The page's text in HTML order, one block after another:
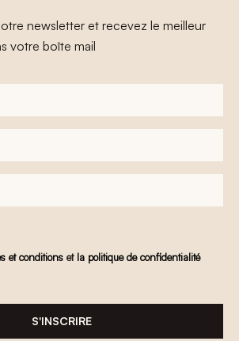
newsletter et recevez le meilleur
votre boîte mail
et conditions et la politique de confidentialité
S'INSCRIRE